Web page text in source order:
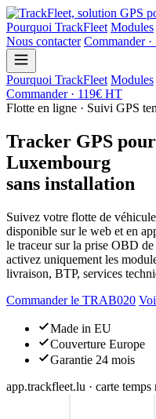
Pourquoi TrackFleet Modules
Nous contacter Commander
Pourquoi TrackFleet Modules
Commander · 119€ HT
Flotte en ligne · Suivi GPS
Tracker GPS
Luxembourg
sans installation
Suivez votre flotte de
disponible sur le web et en
le traceur sur la prise OBD
activez uniquement les
livraison, BTP, services
Commander le TRAB020
Made in EU
Couverture Europe
Garantie 24 mois
app.trackfleet.lu · carte temps